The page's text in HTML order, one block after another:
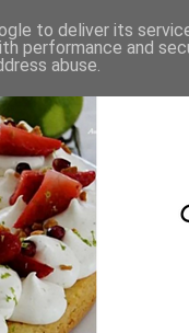
to deliver its
performance and
abuse.